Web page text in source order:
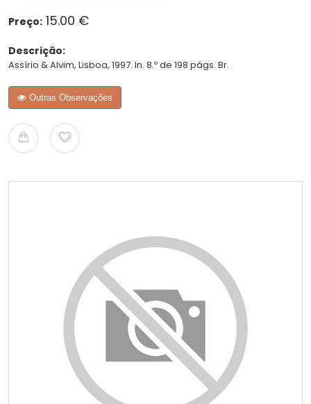
Preço: 15.00 €
Descrição:
Assírio & Alvim, Lisboa, 1997. In. 8.º de 198 págs. Br.
Outras Observações